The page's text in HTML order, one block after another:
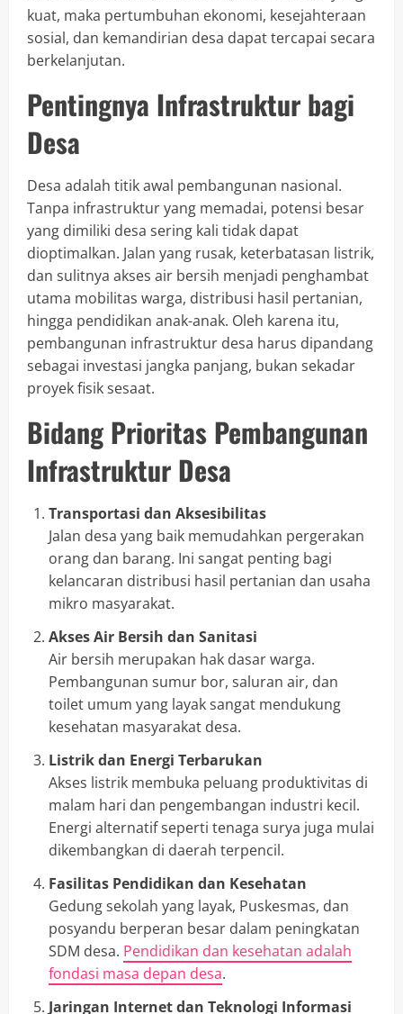
kuat, maka pertumbuhan ekonomi, kesejahteraan
sosial, dan kemandirian desa dapat tercapai secara
berkelanjutan.
Pentingnya Infrastruktur bagi
Desa
Desa adalah titik awal pembangunan nasional.
Tanpa infrastruktur yang memadai, potensi besar
yang dimiliki desa sering kali tidak dapat
dioptimalkan. Jalan yang rusak, keterbatasan listrik,
dan sulitnya akses air bersih menjadi penghambat
utama mobilitas warga, distribusi hasil pertanian,
hingga pendidikan anak-anak. Oleh karena itu,
pembangunan infrastruktur desa harus dipandang
sebagai investasi jangka panjang, bukan sekadar
proyek fisik sesaat.
Bidang Prioritas Pembangunan
Infrastruktur Desa
Transportasi dan Aksesibilitas
Jalan desa yang baik memudahkan pergerakan
orang dan barang. Ini sangat penting bagi
kelancaran distribusi hasil pertanian dan usaha
mikro masyarakat.
Akses Air Bersih dan Sanitasi
Air bersih merupakan hak dasar warga.
Pembangunan sumur bor, saluran air, dan
toilet umum yang layak sangat mendukung
kesehatan masyarakat desa.
Listrik dan Energi Terbarukan
Akses listrik membuka peluang produktivitas di
malam hari dan pengembangan industri kecil.
Energi alternatif seperti tenaga surya juga mulai
dikembangkan di daerah terpencil.
Fasilitas Pendidikan dan Kesehatan
Gedung sekolah yang layak, Puskesmas, dan
posyandu berperan besar dalam peningkatan
SDM desa. Pendidikan dan kesehatan adalah
fondasi masa depan desa.
Jaringan Internet dan Teknologi Informasi